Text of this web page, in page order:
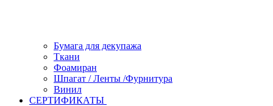
Бумага для декупажа
Ткани
Фоамиран
Шпагат / Ленты /Фурнитура
Винил
СЕРТИФИКАТЫ